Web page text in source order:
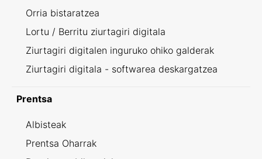
Orria bistaratzea
Lortu / Berritu ziurtagiri digitala
Ziurtagiri digitalen inguruko ohiko galderak
Ziurtagiri digitala - softwarea deskargatzea
Prentsa
Albisteak
Prentsa Oharrak